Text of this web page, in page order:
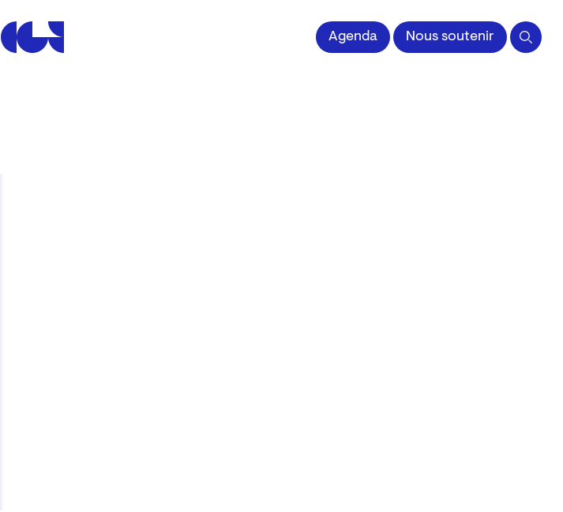
Centre de la Gravure et de l'Image impriméeAgenda Nous soutenir